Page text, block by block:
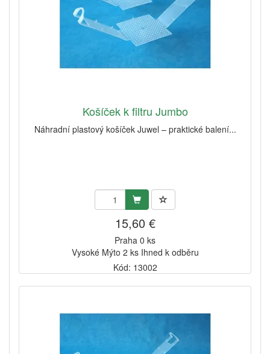
Košíček k filtru Jumbo
Náhradní plastový košíček Juwel – praktické balení...
15,60 €
Praha 0 ks
Vysoké Mýto 2 ks Ihned k odběru
Kód: 13002